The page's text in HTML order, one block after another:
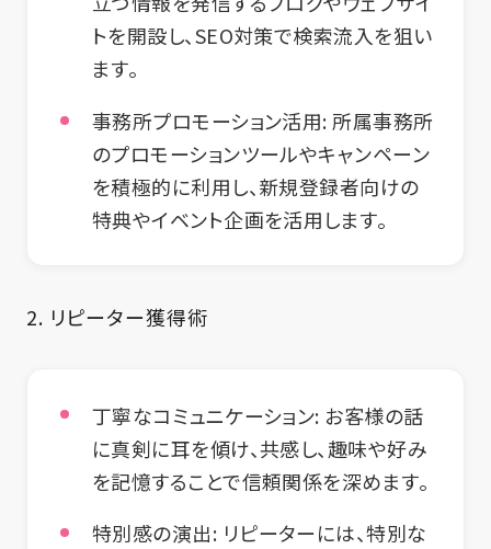
トを開設し、SEO対策で検索流入を狙い
ます。
事務所プロモーション活用: 所属事務所
のプロモーションツールやキャンペーン
を積極的に利用し、新規登録者向けの
特典やイベント企画を活用します。
2. リピーター獲得術
丁寧なコミュニケーション: お客様の話
に真剣に耳を傾け、共感し、趣味や好み
を記憶することで信頼関係を深めます。
特別感の演出: リピーターには、特別な